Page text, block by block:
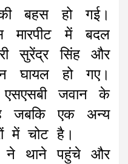
बहस हो गई।
में बदल
सुरेंद्र सिंह और
घायल हो गए।
जवान के
जबकि एक अन्य
में चोट है।
ने थाने पहुंचे और